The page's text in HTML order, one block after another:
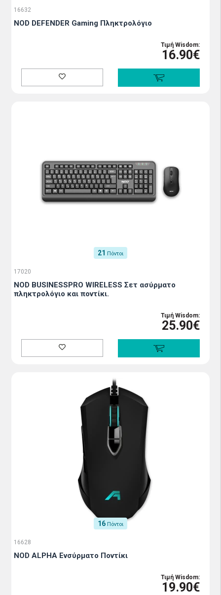
16632
NOD DEFENDER Gaming Πληκτρολόγιο
Τιμή Wisdom:
16.90€
21 Πόντοι
17020
NOD BUSINESSPRO WIRELESS Σετ ασύρματο
πληκτρολόγιο και ποντίκι.
Τιμή Wisdom:
25.90€
16 Πόντοι
16628
NOD ALPHA Ενσύρματο Ποντίκι
Τιμή Wisdom:
19.90€